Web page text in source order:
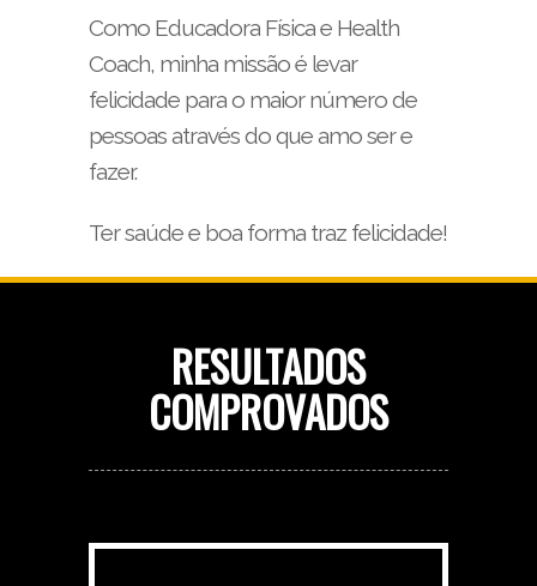
Como Educadora Física e Health
Coach, minha missão é levar
felicidade para o maior número de
pessoas através do que amo ser e
fazer.
Ter saúde e boa forma traz felicidade!
RESULTADOS
COMPROVADOS